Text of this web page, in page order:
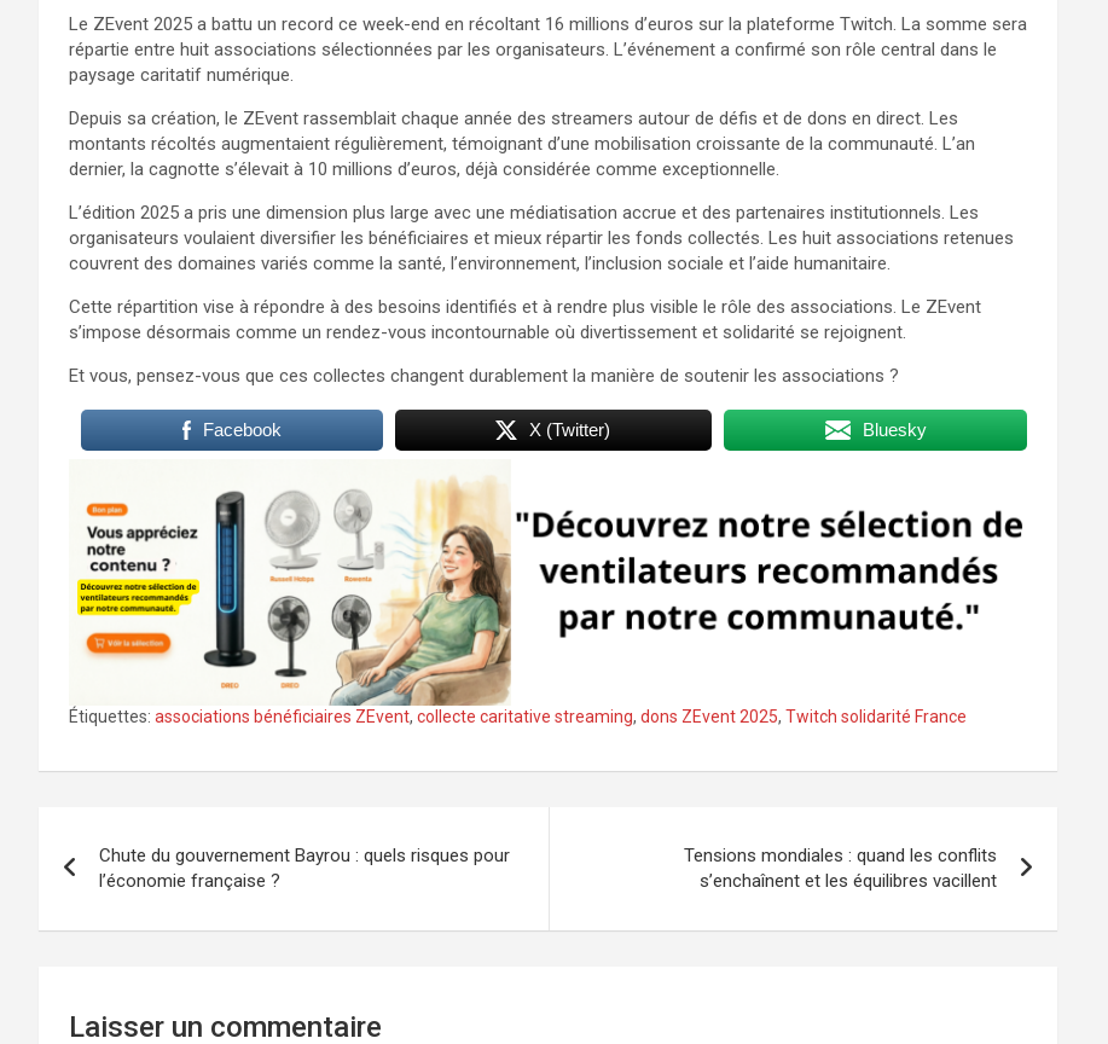
Le ZEvent 2025 a battu un record ce week-end en récoltant 16 millions d’euros sur la plateforme Twitch. La somme sera
répartie entre huit associations sélectionnées par les organisateurs. L’événement a confirmé son rôle central dans le
paysage caritatif numérique.
Depuis sa création, le ZEvent rassemblait chaque année des streamers autour de défis et de dons en direct. Les
montants récoltés augmentaient régulièrement, témoignant d’une mobilisation croissante de la communauté. L’an
dernier, la cagnotte s’élevait à 10 millions d’euros, déjà considérée comme exceptionnelle.
L’édition 2025 a pris une dimension plus large avec une médiatisation accrue et des partenaires institutionnels. Les
organisateurs voulaient diversifier les bénéficiaires et mieux répartir les fonds collectés. Les huit associations retenues
couvrent des domaines variés comme la santé, l’environnement, l’inclusion sociale et l’aide humanitaire.
Cette répartition vise à répondre à des besoins identifiés et à rendre plus visible le rôle des associations. Le ZEvent
s’impose désormais comme un rendez-vous incontournable où divertissement et solidarité se rejoignent.
Et vous, pensez-vous que ces collectes changent durablement la manière de soutenir les associations ?
Facebook X (Twitter) Bluesky
Étiquettes: associations bénéficiaires ZEvent, collecte caritative streaming, dons ZEvent 2025, Twitch solidarité France
de
l’article
Chute du gouvernement Bayrou : quels risques pour
l’économie française ?
Tensions mondiales : quand les conflits
s’enchaînent et les équilibres vacillent
Laisser un commentaire